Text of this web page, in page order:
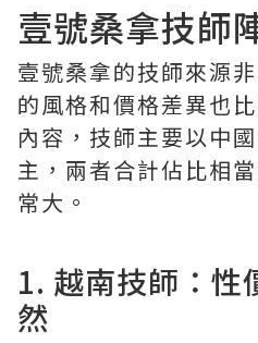
壹號桑拿技師
壹號桑拿的技師來源
的風格和價格差異也
內容，技師主要以中
主，兩者合計佔比相
常大。
1. 越南技師：性
然